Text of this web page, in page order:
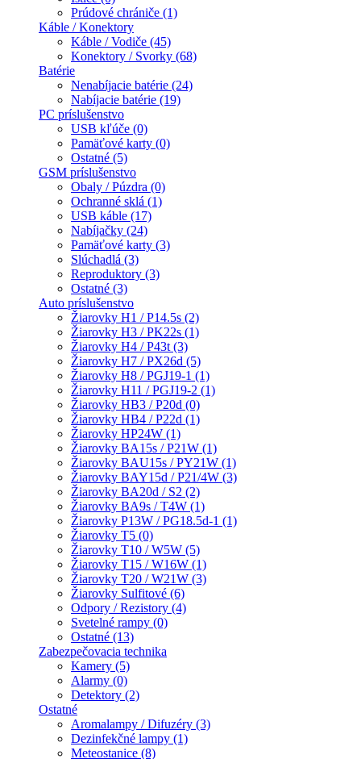
Prúdové chrániče (1)
Káble / Konektory
Káble / Vodiče (45)
Konektory / Svorky (68)
Batérie
Nenabíjacie batérie (24)
Nabíjacie batérie (19)
PC príslušenstvo
USB kľúče (0)
Pamäťové karty (0)
Ostatné (5)
GSM príslušenstvo
Obaly / Púzdra (0)
Ochranné sklá (1)
USB káble (17)
Nabíjačky (24)
Pamäťové karty (3)
Slúchadlá (3)
Reproduktory (3)
Ostatné (3)
Auto príslušenstvo
Žiarovky H1 / P14.5s (2)
Žiarovky H3 / PK22s (1)
Žiarovky H4 / P43t (3)
Žiarovky H7 / PX26d (5)
Žiarovky H8 / PGJ19-1 (1)
Žiarovky H11 / PGJ19-2 (1)
Žiarovky HB3 / P20d (0)
Žiarovky HB4 / P22d (1)
Žiarovky HP24W (1)
Žiarovky BA15s / P21W (1)
Žiarovky BAU15s / PY21W (1)
Žiarovky BAY15d / P21/4W (3)
Žiarovky BA20d / S2 (2)
Žiarovky BA9s / T4W (1)
Žiarovky P13W / PG18.5d-1 (1)
Žiarovky T5 (0)
Žiarovky T10 / W5W (5)
Žiarovky T15 / W16W (1)
Žiarovky T20 / W21W (3)
Žiarovky Sulfitové (6)
Odpory / Rezistory (4)
Svetelné rampy (0)
Ostatné (13)
Zabezpečovacia technika
Kamery (5)
Alarmy (0)
Detektory (2)
Ostatné
Aromalampy / Difuzéry (3)
Dezinfekčné lampy (1)
Meteostanice (8)